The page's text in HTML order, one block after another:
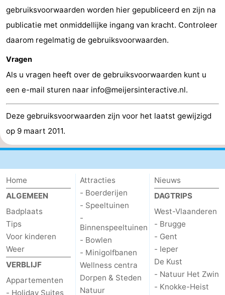
gebruiksvoorwaarden worden hier gepubliceerd en zijn na
publicatie met onmiddellijke ingang van kracht. Controleer
daarom regelmatig de gebruiksvoorwaarden.
Vragen
Als u vragen heeft over de gebruiksvoorwaarden kunt u
een e-mail sturen naar info@meijersinteractive.nl.
Deze gebruiksvoorwaarden zijn voor het laatst gewijzigd
op 9 maart 2011.
Home
ALGEMEEN
Badplaats
Tips
Voor kinderen
Weer
VERBLIJF
Appartementen
- Holiday Suites
Attracties
- Boerderijen
- Speeltuinen
-
Binnenspeeltuinen
- Bowlen
- Minigolfbanen
Wellness centra
Dorpen & Steden
Natuur
Nieuws
DAGTRIPS
West-Vlaanderen
- Brugge
- Gent
- Ieper
De Kust
- Natuur Het Zwin
- Knokke-Heist